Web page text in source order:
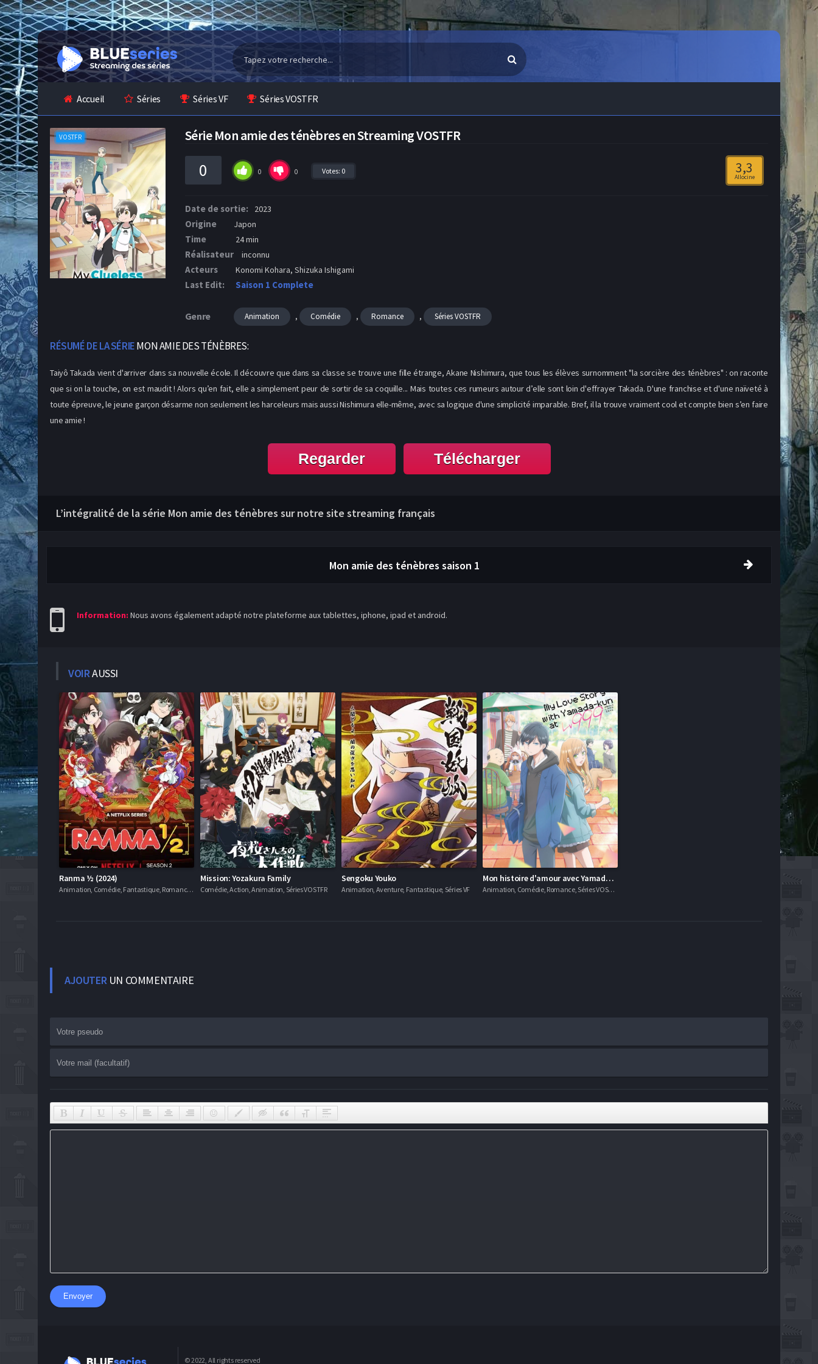
Accueil Séries Séries VF Séries VOSTFR
VOSTFR Série Mon amie des ténèbres en Streaming VOSTFR
0 0 0 Votes: 0 3,3
Allocine
Date de sortie: 2023
Origine Japon
Time 24 min
Réalisateur inconnu
Acteurs Konomi Kohara, Shizuka Ishigami
Last Edit: Saison 1 Complete
Genre Animation , Comédie , Romance , Séries VOSTFR
RÉSUMÉ DE LA SÉRIEMON AMIE DES TÉNÈBRES:
Taiyô Takada vient d'arriver dans sa nouvelle école. Il découvre que dans sa classe se trouve une fille étrange, Akane Nishimura, que tous les élèves surnomment "la sorcière des ténèbres" : on raconte
que si on la touche, on est maudit ! Alors qu’en fait, elle a simplement peur de sortir de sa coquille... Mais toutes ces rumeurs autour d’elle sont loin d'effrayer Takada. D'une franchise et d'une naïveté à
toute épreuve, le jeune garçon désarme non seulement les harceleurs mais aussi Nishimura elle-même, avec sa logique d'une simplicité imparable. Bref, il la trouve vraiment cool et compte bien s’en faire
une amie !
Regarder Télécharger
L’intégralité de la série Mon amie des ténèbres sur notre site streaming français
Mon amie des ténèbres saison 1
Information: Nous avons également adapté notre plateforme aux tablettes, iphone, ipad et android.
VOIRAUSSI
Ranma ½ (2024)
Animation, Comédie, Fantastique, Romance, Séries VF
Mission: Yozakura Family
Comédie, Action, Animation, Séries VOSTFR
Sengoku Youko
Animation, Aventure, Fantastique, Séries VF
Mon histoire d'amour avec Yamada à Lv999
Animation, Comédie, Romance, Séries VOSTFR
AJOUTERUN COMMENTAIRE
Envoyer
© 2022, All rights reserved